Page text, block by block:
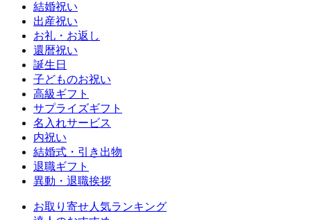
結婚祝い
出産祝い
お礼・お返し
還暦祝い
誕生日
子どものお祝い
高級ギフト
サプライズギフト
名入れサービス
内祝い
結婚式・引き出物
退職ギフト
異動・退職挨拶
お取り寄せ人気ランキング